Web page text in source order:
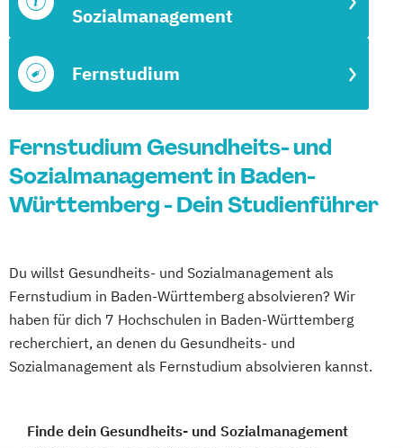
Fernstudium
Sozialmanagement
Fernstudium Gesundheits- und
Sozialmanagement in Baden-
Württemberg - Dein Studienführer
Du willst Gesundheits- und Sozialmanagement als
Fernstudium in Baden-Württemberg absolvieren? Wir
haben für dich 7 Hochschulen in Baden-Württemberg
recherchiert, an denen du Gesundheits- und
Sozialmanagement als Fernstudium absolvieren kannst.
Finde dein Gesundheits- und Sozialmanagement